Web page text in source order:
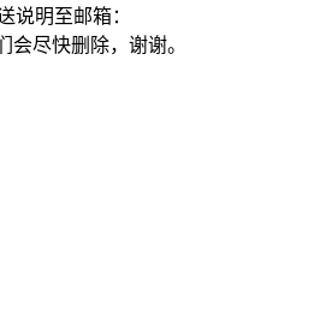
说明至邮箱：
会尽快删除，谢谢。